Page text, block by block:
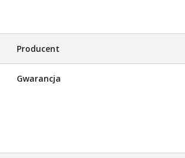
Producent
Gwarancja